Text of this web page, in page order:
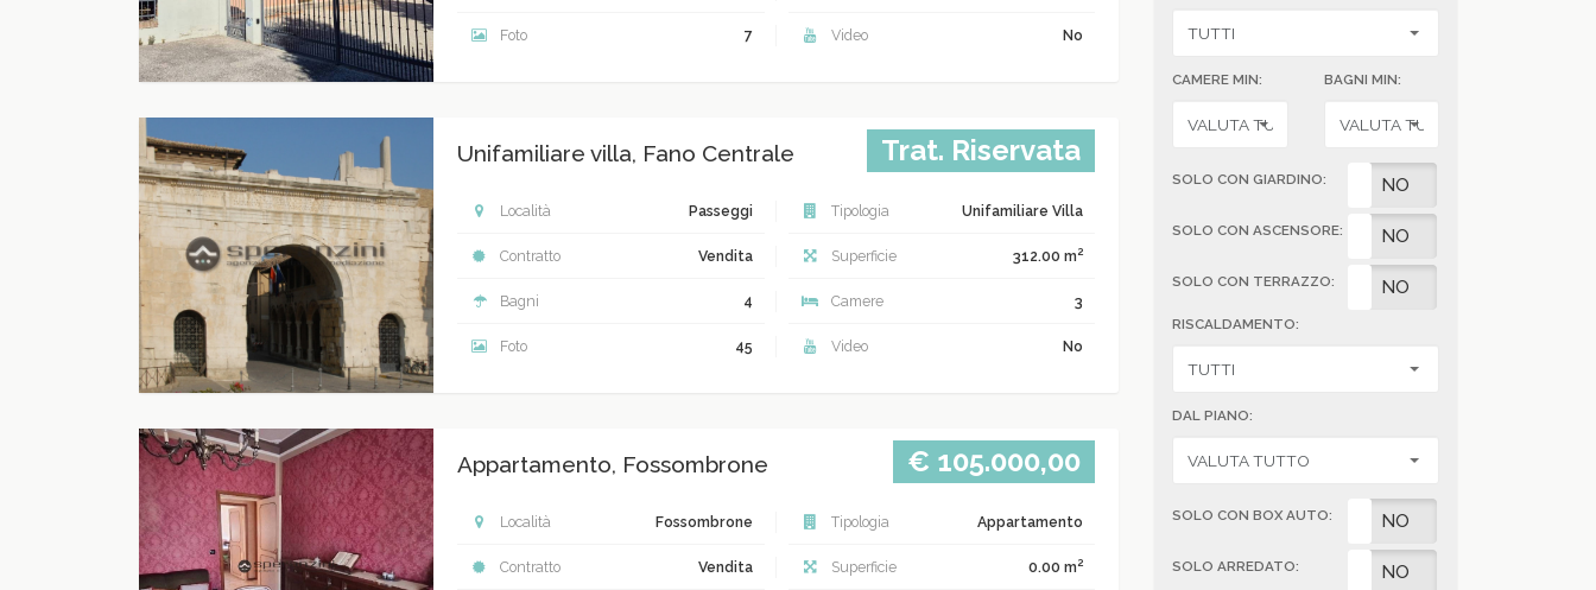
Foto 7 Video No
Unifamiliare villa, Fano Centrale Trat. Riservata
Località Passeggi Tipologia Unifamiliare Villa
Contratto Vendita Superficie 312.00 m2
Bagni 4 Camere 3
Foto 45 Video No
Appartamento, Fossombrone € 105.000,00
Località Fossombrone Tipologia Appartamento
Contratto Vendita Superficie 0.00 m2
CAMERE MIN: BAGNI MIN:
SOLO CON GIARDINO:
SI NO
SOLO CON ASCENSORE:
SI NO
SOLO CON TERRAZZO:
SI NO
RISCALDAMENTO:
DAL PIANO:
SOLO CON BOX AUTO:
SI NO
SOLO ARREDATO:SI NO